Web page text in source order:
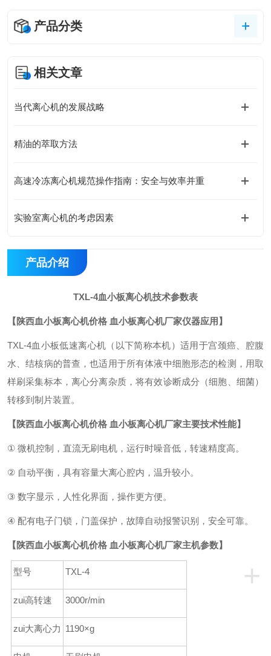
产品分类
相关文章
当代离心机的发展战略
精油的萃取方法
高速冷冻离心机规范操作指南：安全与效率并重
实验室离心机的考虑因素
产品介绍
TXL-4血小板离心机技术参数表
【 陕西血小板离心机价格 血小板离心机厂家仪器应用】
TXL-4血小板低速离心机（以下简称本机）适用于宫颈癌、腔腹
水、结核病的普查，也适用于所有体液中细胞形态的检测，用取
样刷采集标本，离心分离杂质，将有效诊断成分（细胞、细菌）
转移到制片装置。
【 陕西血小板离心机价格 血小板离心机厂家主要技术性能】
① 微机控制 ，直流无刷电机 ， 运行时噪音低 ，转速精度高。
② 自动平衡 ， 具有容量大离心腔内 ， 温升较小。
③ 数字显示 ，人性化界面，操作更方便。
④ 配有电子门锁，门盖保护，故障自动报警识别，安全可靠。
【 陕西血小板离心机价格 血小板离心机厂家主机参数】
+
型号 TXL-4
zui高转速 3000r/min
zui大离心力 1190×g